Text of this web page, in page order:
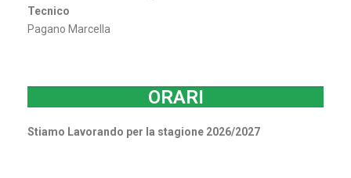
Tecnico
Pagano Marcella
ORARI
Stiamo Lavorando per la stagione 2026/2027